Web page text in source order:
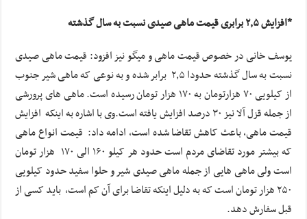
*افزایش ۲٫۵ برابری قیمت ماهی صیدی نسبت به سال گذشته
یوسف خانی در خصوص قیمت ماهی و میگو نیز افزود: قیمت ماهی صیدی
نسبت به سال گذشته حدودا ۲٫۵ برابر شده و به نوعی که ماهی شیر جنوب
از کیلویی ۷۰ هزارتومان به ۱۷۰ هزار تومان رسیده است. ماهی های پرورشی
از جمله قزل آلا نیز ۳۰ درصد افزایش یافته است.وی با اشاره به اینکه افزایش
قیمت ماهی، باعث کاهش تقاضا شده است، ادامه داد: قیمت انواع ماهی
که بیشتر مورد تقاضای مردم است حدود هر کیلو ۱۶۰ الی ۱۷۰ هزار تومان
است ولی ماهی هایی از جمله ماهی صیدی شیر و حلوا سفید حدود کیلویی
۲۵۰ هزار تومان است که به دلیل اینکه تقاضا برای آن کم است، باید کسی از
قبل سفارش دهد.